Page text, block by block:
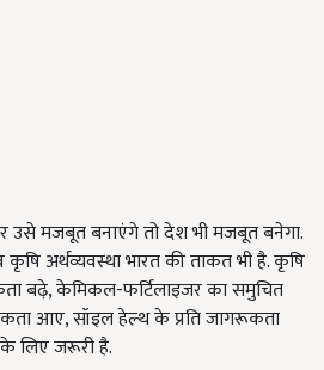
उसे मजबूत बनाएंगे तो देश भी मजबूत बनेगा.
अर्थव्यवस्था भारत की ताकत भी है. कृषि
बढ़े, केमिकल-फर्टिलाइजर का समुचित
आए, सॉइल हेल्थ के प्रति जागरूकता
लिए जरूरी है.